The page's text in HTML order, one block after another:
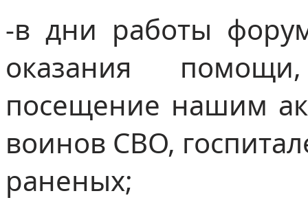
-в дни работы
оказания
посещение нашим
воинов СВО,
раненых;